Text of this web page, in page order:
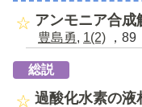
アンモニア合成
豊島勇, 1(2) ，89
総説
過酸化水素の液